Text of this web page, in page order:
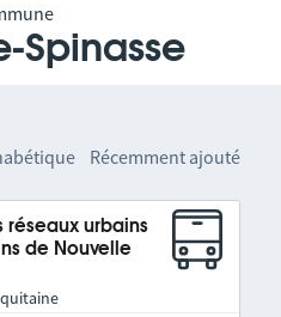
Spinasse
Récemment ajouté
réseaux urbains
de Nouvelle